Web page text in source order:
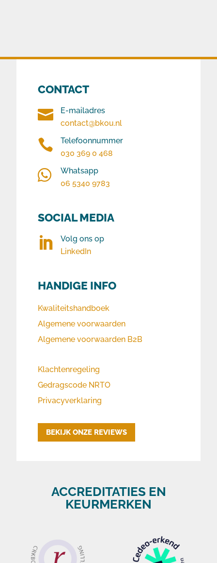
CONTACT

E-mailadres
contact@bkou.nl

Telefoonnummer
030 369 0 468

Whatsapp
06 5340 9783
SOCIAL MEDIA

Volg ons op
LinkedIn
HANDIGE INFO
Kwaliteitshandboek
Algemene voorwaarden
Algemene voorwaarden B2B
Klachtenregeling
Gedragscode NRTO
Privacyverklaring
BEKIJK ONZE REVIEWS
ACCREDITATIES EN
KEURMERKEN